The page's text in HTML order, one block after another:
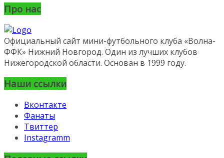
Про нас
Официальный сайт мини-футбольного клуба «Волна-
ФФК» Нижний Новгород. Один из лучших клубов
Нижегородской области. Основан в 1999 году.
Наши ссылки
Вконтакте
Фанаты
Твиттер
Instagramm